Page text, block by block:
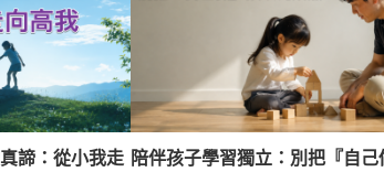
諦：從小我走 陪伴孩子學習獨立：別把『自己